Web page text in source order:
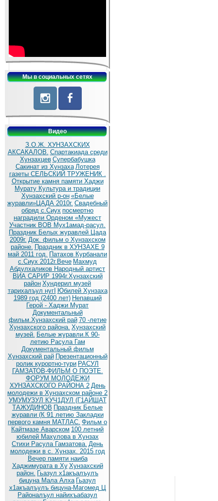
Мы в социальных сетях
Видео
З.О.Ж. ХУНЗАХСКИХ
АКСАКАЛОВ. Спартакиада среди
Хунзахцев Супербабушка
Сакинат из Хунзаха Лотерея
газеты СЕЛЬСКИЙ ТРУЖЕНИК .
Открытие камня памяти Хаджи
Мурату Культура и традиции
Хунзахский р-он «Белые
журавли»ЦАДА 2010г. Cвадебный
обряд c.Сиух посмертно
наградили Орденом «Мужест
Участник ВОВ Мух1амад-расул.
Праздник Белых журавлей Цада
2009г. Док. фильм о Хунзахском
районе. Праздник в ХУНЗАХЕ 9
май 2011 год. Патахов Курбанали
с.Сиух 2012г.Вече Махмуд
Абдулхаликов Народный артист
ВИА САРИР 1994г.Хунзахский
район Хундерил музей
тарихалъул нугI Юбилей Хунзаха
1989 год (2400 лет) Непавший
Герой - Хаджи Мурат
Документальный
фильм.Хунзахский рай 70 -летие
Хунзахского района. Хунзахский
музей. Белые журавли.К 90-
летию Расула Гам
Документальный фильм
Хунзахский рай Презентационный
ролик курортно-тури РАСУЛ
ГАМЗАТОВ-ФИЛЬМ О ПОЭТЕ.
ФОРУМ МОЛОДЕЖИ
ХУНЗАХСКОГО РАЙОНА 2 День
молодежи в Хунзахском районе 2
УМУМУЗУЛ КУЧ1ДУЛ (Г1АЙШАТ
ТАЖУДИНОВ Праздник Белые
журавли (К 91 летию Закладки
первого камня МАТЛАС. Фильм о
Кайтмазе Аварском 100 летний
юбилей Махулова в Хунзах
Стихи Расула Гамзатова. День
молодежи в с. Хунзах. 2015 год
Вечер памяти наиба
Хаджимурата в Ху Хунзахский
район. Гьазул х1акъалъулъ
бицуна Мала Алха Гьазул
х1акъалъулъ бицуна-Магомед Ц
Районалъул найихъабазул